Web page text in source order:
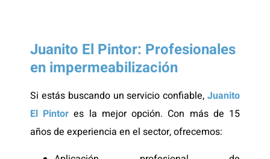
Juanito El Pintor: Profesionales
en impermeabilización
Si estás buscando un servicio confiable, Juanito
El Pintor es la mejor opción. Con más de 15
años de experiencia en el sector, ofrecemos: